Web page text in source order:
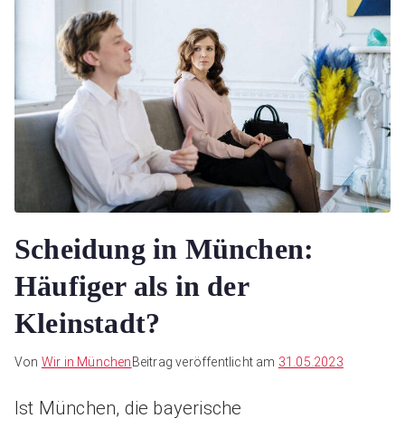
Scheidung in München:
Häufiger als in der
Kleinstadt?
Von Wir in München Beitrag veröffentlicht am 31.05.2023
Ist München, die bayerische